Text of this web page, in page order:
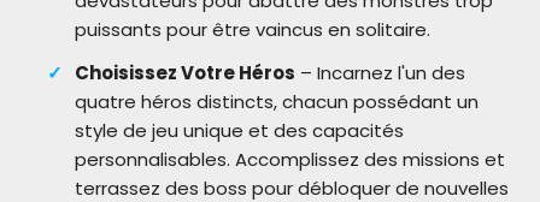
puissants pour être vaincus en solitaire.
Choisissez Votre Héros – Incarnez l'un des
quatre héros distincts, chacun possédant un
style de jeu unique et des capacités
personnalisables. Accomplissez des missions et
terrassez des boss pour débloquer de nouvelles